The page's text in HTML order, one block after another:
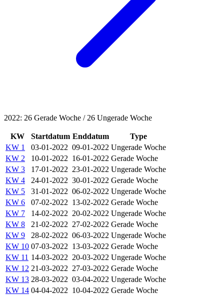
2022: 26 Gerade Woche / 26 Ungerade Woche
KW Startdatum Enddatum
Type
KW 1
03-01-2022 09-01-2022 Ungerade Woche
KW 2
10-01-2022 16-01-2022 Gerade Woche
KW 3
17-01-2022 23-01-2022 Ungerade Woche
KW 4
24-01-2022 30-01-2022 Gerade Woche
KW 5
31-01-2022 06-02-2022 Ungerade Woche
KW 6
07-02-2022 13-02-2022 Gerade Woche
KW 7
14-02-2022 20-02-2022 Ungerade Woche
KW 8
21-02-2022 27-02-2022 Gerade Woche
KW 9
28-02-2022 06-03-2022 Ungerade Woche
KW 10 07-03-2022 13-03-2022 Gerade Woche
KW 11 14-03-2022 20-03-2022 Ungerade Woche
KW 12 21-03-2022 27-03-2022 Gerade Woche
KW 13 28-03-2022 03-04-2022 Ungerade Woche
KW 14 04-04-2022 10-04-2022 Gerade Woche